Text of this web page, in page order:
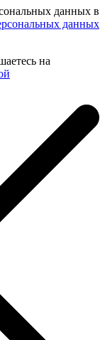
данных в
данных
на